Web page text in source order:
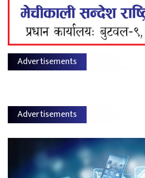
Advertisements
Advertisements